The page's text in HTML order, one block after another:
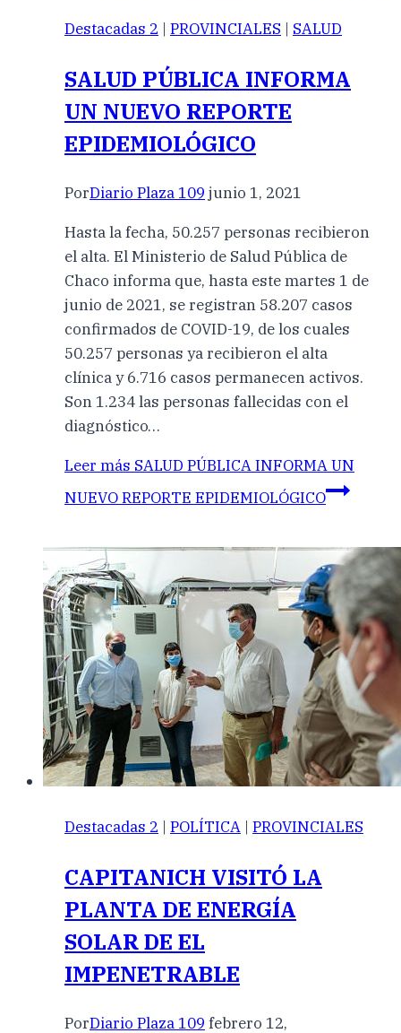
Destacadas 2 | PROVINCIALES | SALUD
SALUD PÚBLICA INFORMA
UN NUEVO REPORTE
EPIDEMIOLÓGICO
PorDiario Plaza 109 junio 1, 2021
Hasta la fecha, 50.257 personas recibieron
el alta. El Ministerio de Salud Pública de
Chaco informa que, hasta este martes 1 de
junio de 2021, se registran 58.207 casos
confirmados de COVID-19, de los cuales
50.257 personas ya recibieron el alta
clínica y 6.716 casos permanecen activos.
Son 1.234 las personas fallecidas con el
diagnóstico…
Leer más SALUD PÚBLICA INFORMA UN
NUEVO REPORTE EPIDEMIOLÓGICO
Destacadas 2 | POLÍTICA | PROVINCIALES
CAPITANICH VISITÓ LA
PLANTA DE ENERGÍA
SOLAR DE EL
IMPENETRABLE
PorDiario Plaza 109 febrero 12,